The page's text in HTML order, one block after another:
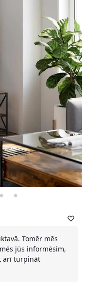
Tomēr mēs
jūs informēsim,
arī turpināt